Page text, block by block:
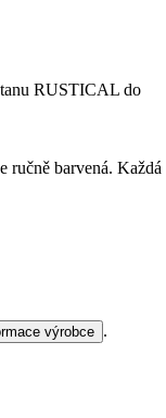
RUSTICAL do
ručně barvená. Každá
výrobce .